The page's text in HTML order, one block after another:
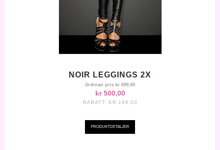
NOIR LEGGINGS 2X
Ordinær pris kr 699,00
kr 500,00
RABATT: KR-199,00
PRODUKTDETALJER